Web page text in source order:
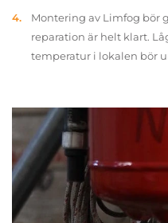
Montering av Limfog bör
reparation är helt klart.
temperatur i lokalen bör